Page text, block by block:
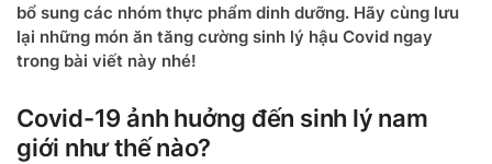
bổ sung các nhóm thực phẩm dinh dưỡng. Hãy cùng lưu
lại những món ăn tăng cường sinh lý hậu Covid ngay
trong bài viết này nhé!
Covid-19 ảnh huởng đến sinh lý nam
giới như thế nào?